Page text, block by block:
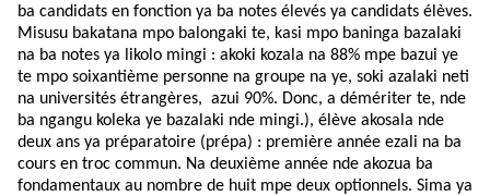
ba candidats en fonction ya ba notes élevés ya candidats élèves.
Misusu bakatana mpo balongaki te, kasi mpo baninga bazalaki
na ba notes ya likolo mingi : akoki kozala na 88% mpe bazui ye
te mpo soixantième personne na groupe na ye, soki azalaki neti
na universités étrangères, azui 90%. Donc, a démériter te, nde
ba ngangu koleka ye bazalaki nde mingi.), élève akosala nde
deux ans ya préparatoire (prépa) : première année ezali na ba
cours en troc commun. Na deuxième année nde akozua ba
fondamentaux au nombre de huit mpe deux optionnels. Sima ya